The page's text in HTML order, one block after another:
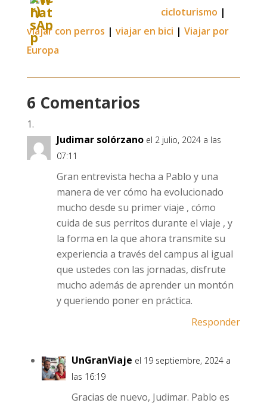
cicloturismo |
viajar con perros | viajar en bici | Viajar por
Europa
6 Comentarios
Judimar solórzano el 2 julio, 2024 a las
07:11
Gran entrevista hecha a Pablo y una
manera de ver cómo ha evolucionado
mucho desde su primer viaje , cómo
cuida de sus perritos durante el viaje , y
la forma en la que ahora transmite su
experiencia a través del campus al igual
que ustedes con las jornadas, disfrute
mucho además de aprender un montón
y queriendo poner en práctica.
Responder
UnGranViaje el 19 septiembre, 2024 a
las 16:19
Gracias de nuevo, Judimar. Pablo es